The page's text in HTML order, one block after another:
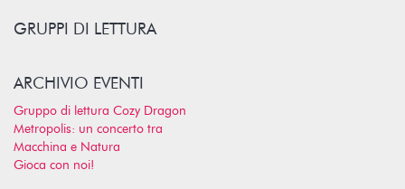
GRUPPI DI LETTURA
ARCHIVIO EVENTI
Gruppo di lettura Cozy Dragon
Metropolis: un concerto tra
Macchina e Natura
Gioca con noi!